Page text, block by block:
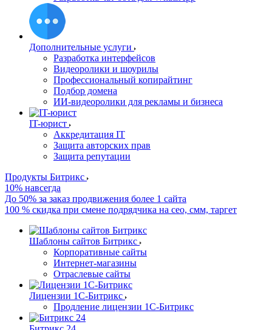
Дополнительные услуги
Разработка интерфейсов
Видеоролики и шоурилы
Профессиональный копирайтинг
Подбор домена
ИИ-видеоролики для рекламы и бизнеса
IT-юрист
Аккредитация IT
Защита авторских прав
Защита репутации
Продукты Битрикс
10% навсегда
До 50% за заказ продвижения более 1 сайта
100 % скидка при смене подрядчика на сео, смм, таргет
Шаблоны сайтов Битрикс
Корпоративные сайты
Интернет-магазины
Отраслевые сайты
Лицензии 1С-Битрикс
Продление лицензии 1С-Битрикс